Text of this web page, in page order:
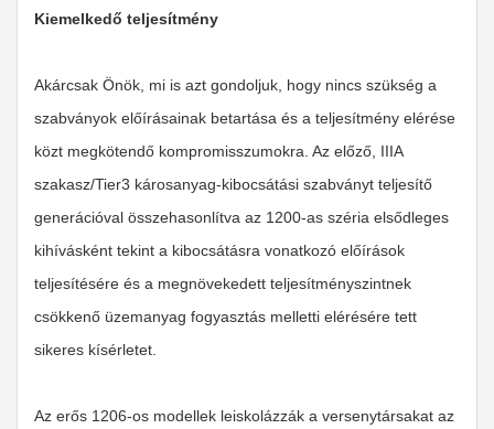
Kiemelkedő teljesítmény
Akárcsak Önök, mi is azt gondoljuk, hogy nincs szükség a
szabványok előírásainak betartása és a teljesítmény elérése
közt megkötendő kompromisszumokra. Az előző, IIIA
szakasz/Tier3 károsanyag-kibocsátási szabványt teljesítő
generációval összehasonlítva az 1200-as széria elsődleges
kihívásként tekint a kibocsátásra vonatkozó előírások
teljesítésére és a megnövekedett teljesítményszintnek
csökkenő üzemanyag fogyasztás melletti elérésére tett
sikeres kísérletet.
Az erős 1206-os modellek leiskolázzák a versenytársakat az